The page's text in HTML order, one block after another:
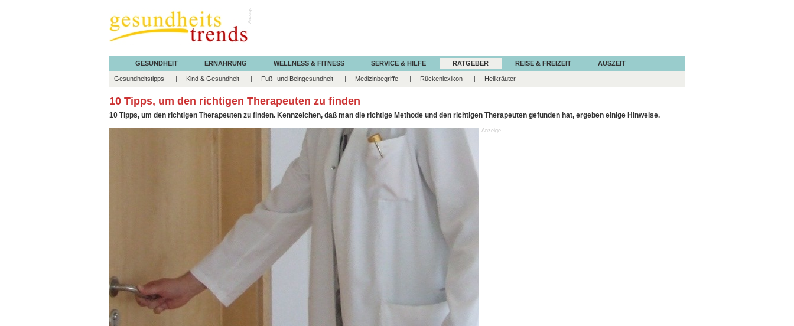
Anzeige
GESUNDHEIT ERNÄHRUNG WELLNESS & FITNESS SERVICE & HILFE RATGEBER REISE & FREIZEIT AUSZEIT
Gesundheitstipps Kind & Gesundheit Fuß- und Beingesundheit Medizinbegriffe Rückenlexikon Heilkräuter
10 Tipps, um den richtigen Therapeuten zu finden
10 Tipps, um den richtigen Therapeuten zu finden. Kennzeichen, daß man die richtige Methode und den richtigen Therapeuten gefunden hat, ergeben einige Hinweise.
Anzeige